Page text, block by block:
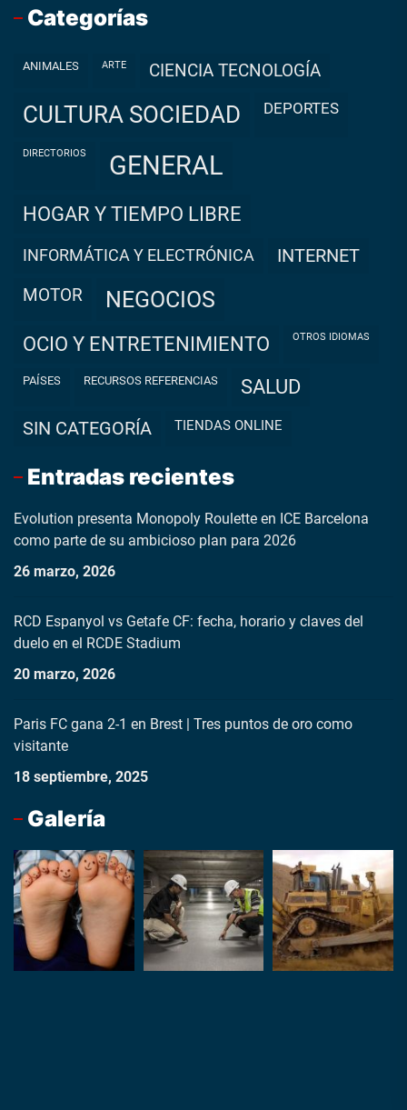
Categorías
ANIMALES ARTE CIENCIA TECNOLOGÍA
CULTURA SOCIEDAD DEPORTES
DIRECTORIOS GENERAL
HOGAR Y TIEMPO LIBRE
INFORMÁTICA Y ELECTRÓNICA INTERNET
MOTOR NEGOCIOS
OCIO Y ENTRETENIMIENTO OTROS IDIOMAS
PAÍSES RECURSOS REFERENCIAS SALUD
SIN CATEGORÍA TIENDAS ONLINE
Entradas recientes
Evolution presenta Monopoly Roulette en ICE Barcelona
como parte de su ambicioso plan para 2026
26 marzo, 2026
RCD Espanyol vs Getafe CF: fecha, horario y claves del
duelo en el RCDE Stadium
20 marzo, 2026
Paris FC gana 2-1 en Brest | Tres puntos de oro como
visitante
18 septiembre, 2025
Galería